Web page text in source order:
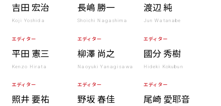
吉田 宏治
Koji Yoshida
長嶋 勝一
Shoichi Nagashima
渡辺 純
Jun Watanabe
エディター
平田 憲三
Kenzo Hirata
エディター
柳澤 尚之
Naoyuki Yanagisawa
エディター
國分 秀樹
Hideki Kokubun
エディター
照井 要祐
エディター
野坂 春佳
エディター
尾崎 愛耶音